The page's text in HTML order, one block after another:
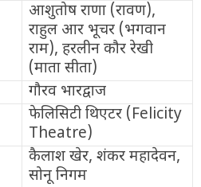
आशुतोष राणा (रावण),
राहुल आर भूचर (भगवान
राम), हरलीन कौर रेखी
(माता सीता)
गौरव भारद्वाज
फेलिसिटी थिएटर (Felicity
Theatre)
कैलाश खेर, शंकर महादेवन,
सोनू निगम